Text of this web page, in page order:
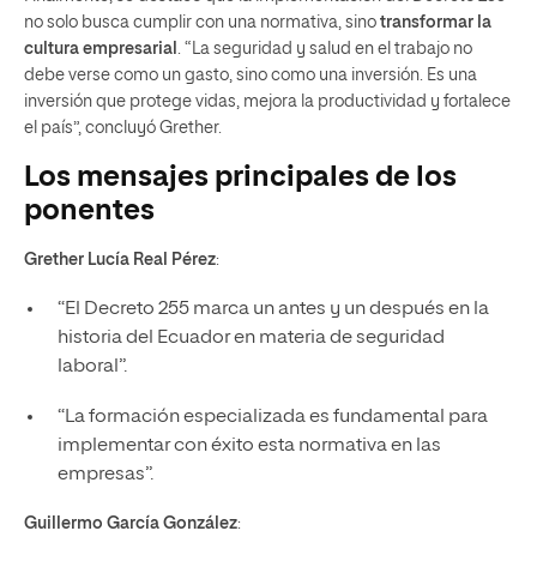
no solo busca cumplir con una normativa, sino transformar la
cultura empresarial . “La seguridad y salud en el trabajo no
debe verse como un gasto, sino como una inversión. Es una
inversión que protege vidas, mejora la productividad y fortalece
el país”, concluyó Grether.
Los mensajes principales de los
ponentes
Grether Lucía Real Pérez:
“El Decreto 255 marca un antes y un después en la
historia del Ecuador en materia de seguridad
laboral”.
“La formación especializada es fundamental para
implementar con éxito esta normativa en las
empresas”.
Guillermo García González: